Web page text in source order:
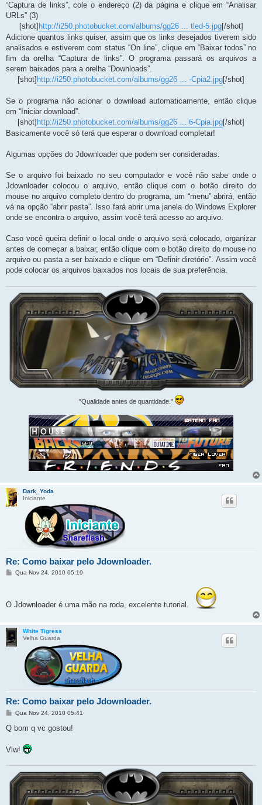
“Captura de links”, cole o endereço (2) da página e clique em “Analisar
URLs” (3)
[shot] http://i250.photobucket.com/albums/gg26 ... tled-5.jpg[/shot]
Adicione quantos links quiser, assim que os links desejados tiverem sido
analisados e estiverem com status “On line”, clique em “Baixar todos” no
fim da orelha “Captura de links”. O programa passará os arquivos a
serem baixados para a orelha “Downloads”.
[shot] http://i250.photobucket.com/albums/gg26 ... -Cpia2.jpg[/shot]
Se o programa não acionar o download automaticamente, então clique
em “Iniciar download”.
[shot] http://i250.photobucket.com/albums/gg26 ... 6-Cpia.jpg[/shot]
Basicamente você só terá que esperar o download completar!
Algumas opções do Jdownloader que podem ser consideradas:
Se o arquivo foi baixado no seu computador e você não sabe onde o
Jdownloader colocou o arquivo, então clique com o botão direito do
mouse no arquivo completo dentro do programa, um “menu” abrirá, então
vá na opção “abrir pasta”. Isso fará abrir uma janela do Windows Explorer
onde se encontra o arquivo, assim você terá acesso ao arquivo.
Caso você queira definir o local onde o arquivo será colocado, organizar
antes de começar a baixar, então clique com o botão direito do mouse no
arquivo ou pasta a ser baixado e clique em “Definir diretório”. Assim você
pode colocar os arquivos baixados nos locais de sua preferência.
"Qualidade antes de quantidade."
Dark_Yoda
Iniciante
Re: Como baixar pelo Jdownloader.
M
g
Qua Nov 24, 2010 05:19
O Jdownloader é uma mão na roda, excelente tutorial.
White Tigress
Velha Guarda
Re: Como baixar pelo Jdownloader.
M
n
g
e
Qua Nov 24, 2010 05:41
Q bom q vc gostou!
Vlw!